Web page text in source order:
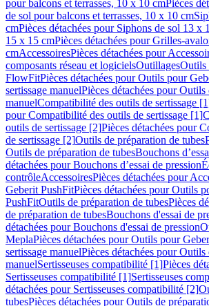
pour balcons et terrasses, 10 x 10 cmPièces
de sol pour balcons et terrasses, 10 x 10 cm
cmPièces détachées pour Siphons de sol 13 x
15 x 15 cmPièces détachées pour Grilles-
cmAccessoiresPièces détachées pour
composants réseau et logicielsOutillagesOutils
FlowFitPièces détachées pour Outils pour
sertissage manuelPièces détachées pour Outils
manuelCompatibilité des outils de sertissage
pour Compatibilité des outils de sertissage [1]
outils de sertissage [2]Pièces détachées pour
de sertissage [2]Outils de préparation de tubes
Outils de préparation de tubesBouchons
détachées pour Bouchons d’essai de pression
contrôleAccessoiresPièces détachées pour
Geberit PushFitPièces détachées pour Outils
PushFitOutils de préparation de tubesPièces
de préparation de tubesBouchons d'essai de
détachées pour Bouchons d'essai de pression
MeplaPièces détachées pour Outils pour
sertissage manuelPièces détachées pour Outils
manuelSertisseuses compatibilité [1]Pièces
Sertisseuses compatibilité [1]Sertisseuses
détachées pour Sertisseuses compatibilité [2]
tubesPièces détachées pour Outils de